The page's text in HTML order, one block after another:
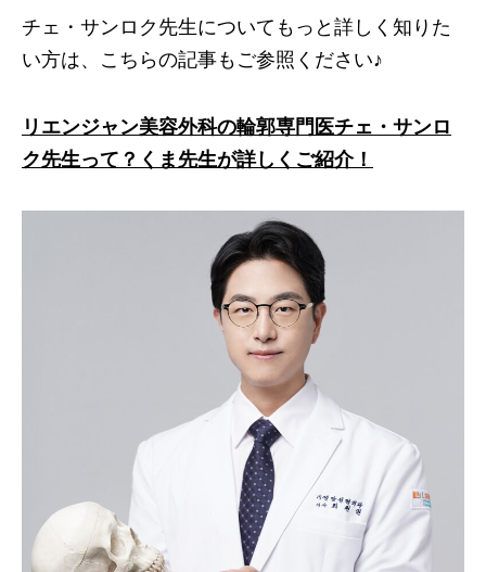
チェ・サンロク先生についてもっと詳しく知りた
い方は、こちらの記事もご参照ください♪
リエンジャン美容外科の輪郭専門医チェ・サンロ
ク先生って？くま先生が詳しくご紹介！